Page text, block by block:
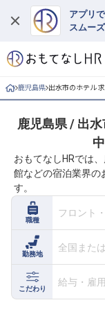
アプリ
スムー
ログイン
求人・施設を探
就職・転職 合
おもてなしHR
ご利用の流れ
よくある質問
ホテル・宿泊
鹿児島県 出水市のホテル
鹿児島県 / 出
おもてなしHRでは
館などの宿泊業界の
す。
職種
フロント
勤務地
全国また
こだわり
給与・雇